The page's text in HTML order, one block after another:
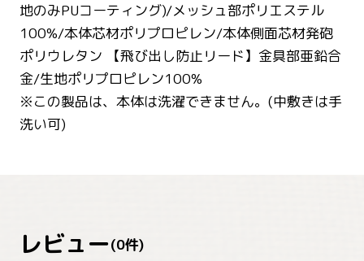
地のみPUコーティング)/メッシュ部ポリエステル
100%/本体芯材ポリプロピレン/本体側面芯材発砲
ポリウレタン 【飛び出し防止リード】金具部亜鉛合
金/生地ポリプロピレン100%
※この製品は、本体は洗濯できません。(中敷きは手
洗い可)
レビュー(0件)